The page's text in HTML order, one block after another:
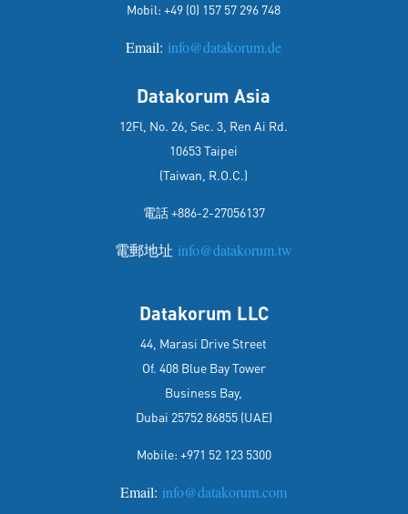
Mobil:+49 (0) 157 57 296 748
Email: info@datakorum.de
Datakorum Asia
12Fl, No. 26, Sec. 3, Ren Ai Rd.
10653 Taipei
(Taiwan, R.O.C.)
電話 +886-2-27056137
電郵地址 info@datakorum.tw
Datakorum LLC
44, Marasi Drive Street
Of. 408 Blue Bay Tower
Business Bay,
Dubai 25752 86855 (UAE)
Mobile: +971 52 123 5300
Email: info@datakorum.com